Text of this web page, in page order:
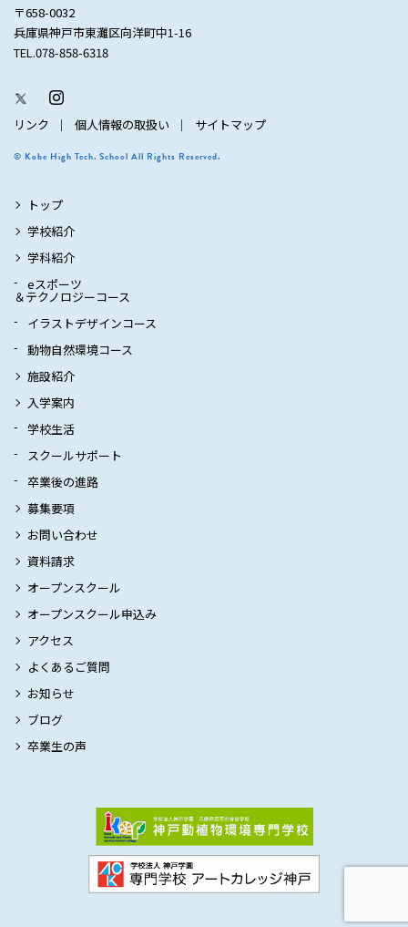
〒658-0032
兵庫県神戸市東灘区向洋町中1-16
TEL.078-858-6318
リンク 個人情報の取扱い サイトマップ
© Kobe High Tech. School All Rights Reserved.
トップ
学校紹介
学科紹介
eスポーツ
＆テクノロジーコース
イラストデザインコース
動物自然環境コース
施設紹介
入学案内
学校生活
スクールサポート
卒業後の進路
募集要項
お問い合わせ
資料請求
オープンスクール
オープンスクール申込み
アクセス
よくあるご質問
お知らせ
ブログ
卒業生の声